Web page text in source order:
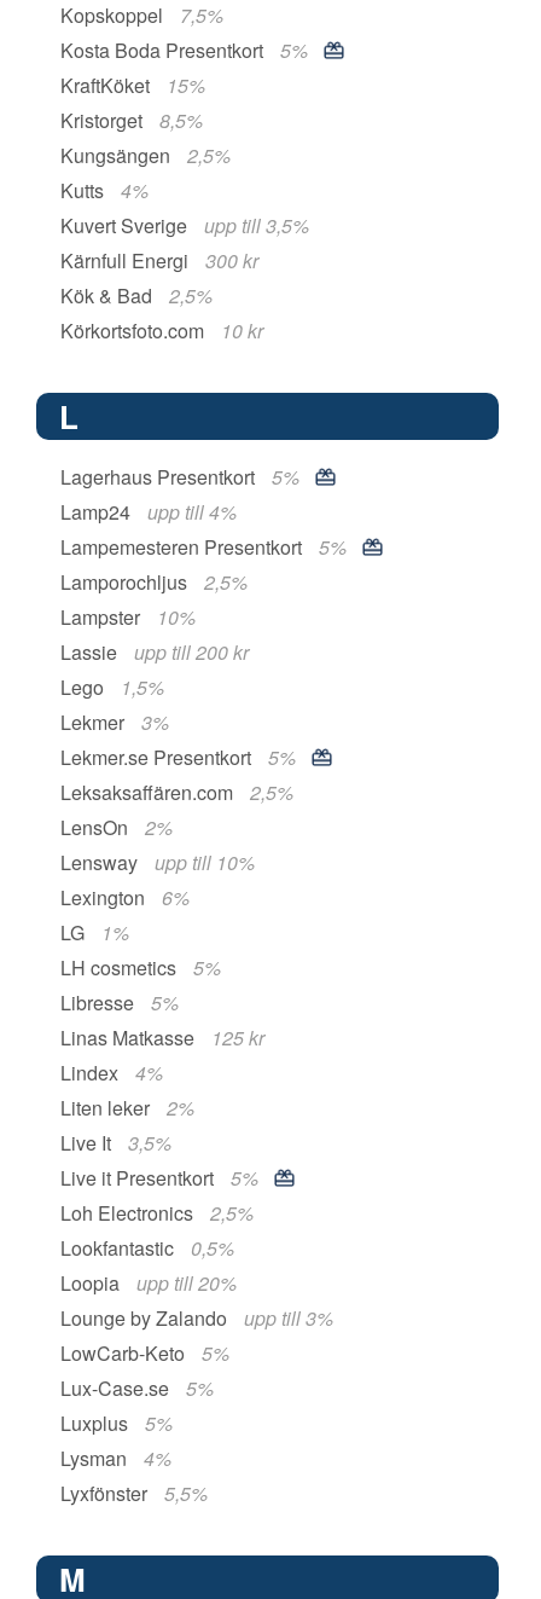
Kopskoppel
7,5%
Kosta Boda Presentkort
5%
KraftKöket
15%
Kristorget
8,5%
Kungsängen
2,5%
Kutts
4%
Kuvert Sverige
upp till 3,5%
Kärnfull Energi
300 kr
Kök & Bad
2,5%
Körkortsfoto.com
10 kr
L
Lagerhaus Presentkort
5%
Lamp24
upp till 4%
Lampemesteren Presentkort
5%
Lamporochljus
2,5%
Lampster
10%
Lassie
upp till 200 kr
Lego
1,5%
Lekmer
3%
Lekmer.se Presentkort
5%
Leksaksaffären.com
2,5%
LensOn
2%
Lensway
upp till 10%
Lexington
6%
LG
1%
LH cosmetics
5%
Libresse
5%
Linas Matkasse
125 kr
Lindex
4%
Liten leker
2%
Live It
3,5%
Live it Presentkort
5%
Loh Electronics
2,5%
Lookfantastic
0,5%
Loopia
upp till 20%
Lounge by Zalando
upp till 3%
LowCarb-Keto
5%
Lux-Case.se
5%
Luxplus
5%
Lysman
4%
Lyxfönster
5,5%
M